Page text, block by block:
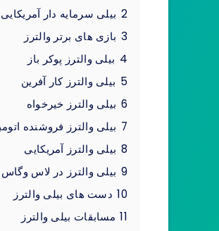
2 بیلی سرمایه دار آمریکایی
3 بازی های برتر والترز
4 بیلی والترز پوکر باز
5 بیلی والترز کار آفرین
6 بیلی والترز خیرخواه
7 بیلی والترز فروشنده
8 بیلی والترز آمریکایی
9 بیلی والترز در لاس وگاس
10 دست های بیلی والترز
11 مسابقات بیلی والترز